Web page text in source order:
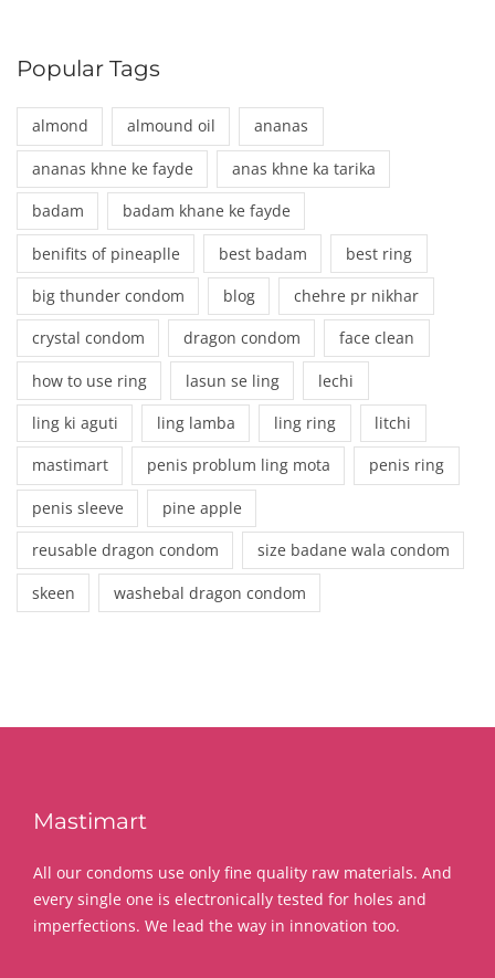
Popular Tags
almond almound oil ananas
ananas khne ke fayde anas khne ka tarika
badam badam khane ke fayde
benifits of pineaplle best badam best ring
big thunder condom blog chehre pr nikhar
crystal condom dragon condom face clean
how to use ring lasun se ling lechi
ling ki aguti ling lamba ling ring litchi
mastimart penis problum ling mota penis ring
penis sleeve pine apple
reusable dragon condom size badane wala condom
skeen washebal dragon condom
Mastimart
All our condoms use only fine quality raw materials. And
every single one is electronically tested for holes and
imperfections. We lead the way in innovation too.